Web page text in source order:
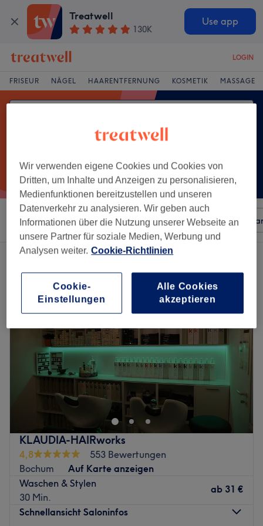
Treatwell
130K
Use app
LOGIN
FRISEUR NÄGEL HAARENTFERNUNG KOSMETIK MASSAGE
Sortieren nach Beliebiger Preis Besonderheiten
Ein Salon, der anbietet: styling & föhnen in Innenstadt, Bochum
KLAUDIA-HAIRworks
4,8
553 Bewertungen
Bochum
Auf Karte anzeigen
Waschen & Stylen
30 Min.
ab 31 €
Schnellansicht Saloninfos
Wir verwenden eigene Cookies und Cookies von
Dritten, um Inhalte und Anzeigen zu personalisieren,
Medienfunktionen bereitzustellen und unseren
Datenverkehr zu analysieren. Wir geben auch
Informationen über die Nutzung unserer Webseite an
unsere Partner für soziale Medien, Werbung und
Analysen weiter. Cookie-Richtlinien
Cookie-
Einstellungen
Alle Cookies
akzeptieren